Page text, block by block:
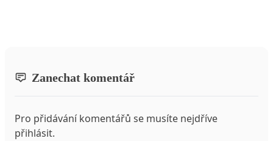
Zanechat komentář
Pro přidávání komentářů se musíte nejdříve
přihlásit.